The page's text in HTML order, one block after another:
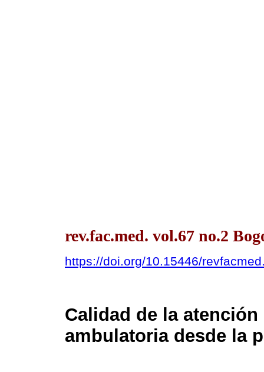
rev.fac.med. vol.67 no.2
https://doi.org/10.15446/
Calidad de la
ambulatoria desde la